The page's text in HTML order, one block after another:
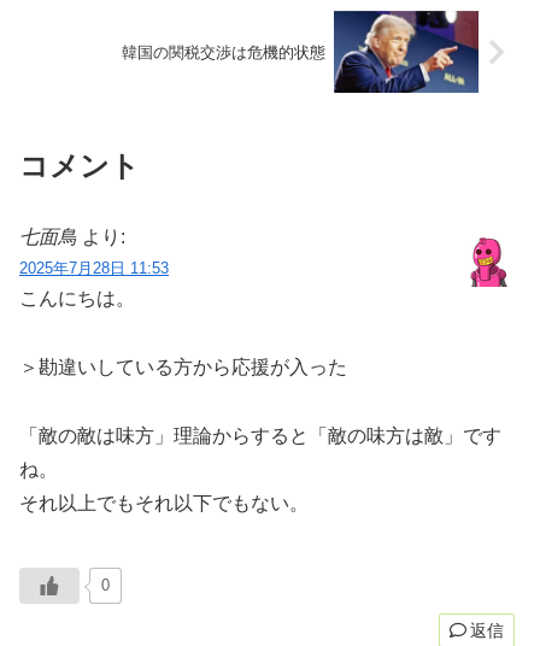
韓国の関税交渉は危機的状態
コメント
七面鳥 より:
2025年7月28日 11:53
こんにちは。
＞勘違いしている方から応援が入った
「敵の敵は味方」理論からすると「敵の味方は敵」です
ね。
それ以上でもそれ以下でもない。
0
返信